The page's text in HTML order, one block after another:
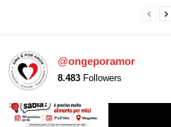
@ongeporamor
8.483 Followers